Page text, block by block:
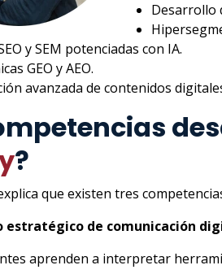
Desarrollo
y SEM potenciadas con IA.
GEO y AEO.
avanzada de contenidos
?
que existen tres
estratégico de comunicación
aprenden a interpretar